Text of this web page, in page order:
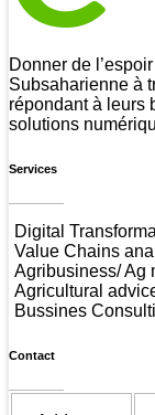
Donner de
Subsaharienne à
répondant à leurs
solutions
Services
Digital
Value Chains
Agribusiness/ Ag
Agricultural
Bussines
Contact